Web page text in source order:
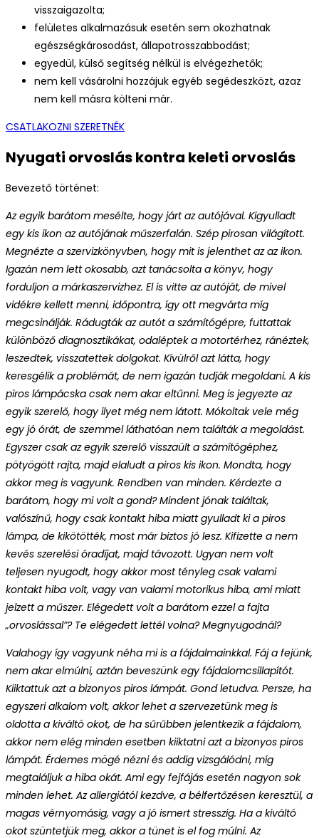
visszaigazolta;
felületes alkalmazásuk esetén sem okozhatnak
egészségkárosodást, állapotrosszabbodást;
egyedül, külső segítség nélkül is elvégezhetők;
nem kell vásárolni hozzájuk egyéb segédeszközt, azaz
nem kell másra költeni már.
CSATLAKOZNI SZERETNÉK
Nyugati orvoslás kontra keleti orvoslás
Bevezető történet:
Az egyik barátom mesélte, hogy járt az autójával. Kigyulladt
egy kis ikon az autójának műszerfalán. Szép pirosan világított.
Megnézte a szervizkönyvben, hogy mit is jelenthet az az ikon.
Igazán nem lett okosabb, azt tanácsolta a könyv, hogy
forduljon a márkaszervizhez. El is vitte az autóját, de mivel
vidékre kellett menni, időpontra, így ott megvárta míg
megcsinálják. Rádugták az autót a számítógépre, futtattak
különböző diagnosztikákat, odaléptek a motortérhez, ránéztek,
leszedtek, visszatettek dolgokat. Kívülről azt látta, hogy
keresgélik a problémát, de nem igazán tudják megoldani. A kis
piros lámpácska csak nem akar eltűnni. Meg is jegyezte az
egyik szerelő, hogy ilyet még nem látott. Mókoltak vele még
egy jó órát, de szemmel láthatóan nem találták a megoldást.
Egyszer csak az egyik szerelő visszaült a számítógéphez,
pötyögött rajta, majd elaludt a piros kis ikon. Mondta, hogy
akkor meg is vagyunk. Rendben van minden. Kérdezte a
barátom, hogy mi volt a gond? Mindent jónak találtak,
valószínű, hogy csak kontakt hiba miatt gyulladt ki a piros
lámpa, de kikötötték, most már biztos jó lesz. Kifizette a nem
kevés szerelési óradíjat, majd távozott. Ugyan nem volt
teljesen nyugodt, hogy akkor most tényleg csak valami
kontakt hiba volt, vagy van valami motorikus hiba, ami miatt
jelzett a műszer. Elégedett volt a barátom ezzel a fajta
„orvoslással”? Te elégedett lettél volna? Megnyugodnál?
Valahogy így vagyunk néha mi is a fájdalmainkkal. Fáj a fejünk,
nem akar elmúlni, aztán beveszünk egy fájdalomcsillapítót.
Kiiktattuk azt a bizonyos piros lámpát. Gond letudva. Persze, ha
egyszeri alkalom volt, akkor lehet a szervezetünk meg is
oldotta a kiváltó okot, de ha sűrűbben jelentkezik a fájdalom,
akkor nem elég minden esetben kiiktatni azt a bizonyos piros
lámpát. Érdemes mögé nézni és addig vizsgálódni, míg
megtaláljuk a hiba okát. Ami egy fejfájás esetén nagyon sok
minden lehet. Az allergiától kezdve, a bélfertőzésen keresztül, a
magas vérnyomásig, vagy a jó ismert stresszig. Ha a kiváltó
okot szüntetjük meg, akkor a tünet is el fog múlni. Az